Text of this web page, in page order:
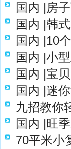
国内 |房
国内 |韩
国内 |10
国内 |小
国内 |宝
国内 |迷
九招教你
国内 |旺
70平米小